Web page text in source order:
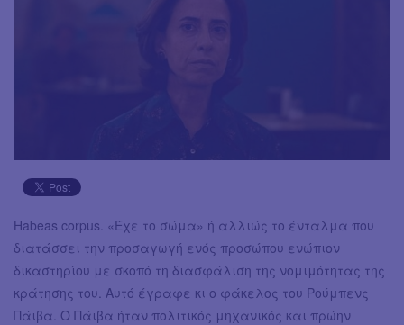
Habeas corpus. «Έχε το σώμα» ή αλλιώς το ένταλμα που
διατάσσει την προσαγωγή ενός προσώπου ενώπιον
δικαστηρίου με σκοπό τη διασφάλιση της νομιμότητας της
κράτησης του. Αυτό έγραφε κι ο φάκελος του Ρούμπενς
Πάιβα. Ο Πάιβα ήταν πολιτικός μηχανικός και πρώην